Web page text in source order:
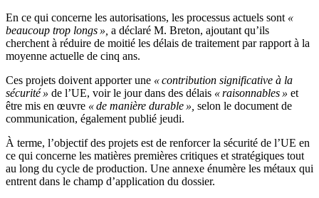
En ce qui concerne les autorisations, les processus actuels sont «
beaucoup trop longs », a déclaré M. Breton, ajoutant qu’ils
cherchent à réduire de moitié les délais de traitement par rapport à la
moyenne actuelle de cinq ans.
Ces projets doivent apporter une « contribution significative à la
sécurité » de l’UE, voir le jour dans des délais « raisonnables » et
être mis en œuvre « de manière durable », selon le document de
communication, également publié jeudi.
À terme, l’objectif des projets est de renforcer la sécurité de l’UE en
ce qui concerne les matières premières critiques et stratégiques tout
au long du cycle de production. Une annexe énumère les métaux qui
entrent dans le champ d’application du dossier.